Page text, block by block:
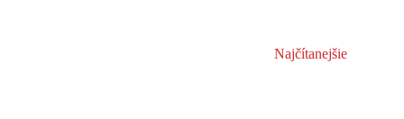
Najčítanejšie